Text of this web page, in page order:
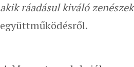
akik ráadásul kiváló
együttműködésről.